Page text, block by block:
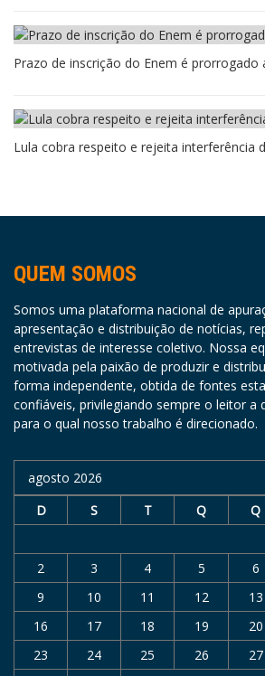
Prazo de inscrição do Enem é prorrogado
Lula cobra respeito e rejeita interferência
QUEM SOMOS
Somos uma plataforma nacional de
apresentação e distribuição de notícias,
entrevistas de interesse coletivo. Nossa
motivada pela paixão de produzir e
forma independente, obtida de fontes
confiáveis, privilegiando sempre o leitor a
para o qual nosso trabalho é direcionado.
agosto 2026
D
S T Q Q
2
3 4 5 6
9
10 11 12 13
16
17 18 19 20
23
24 25 26 27